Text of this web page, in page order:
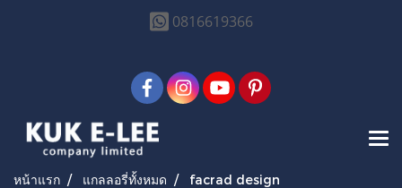
0816619366
หน้าแรก แกลลอรี่ทั้งหมด facrad design